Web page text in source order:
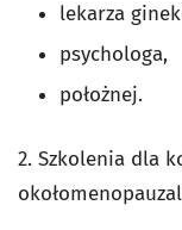
lekarza
psychologa,
położnej.
2. Szkolenia dla